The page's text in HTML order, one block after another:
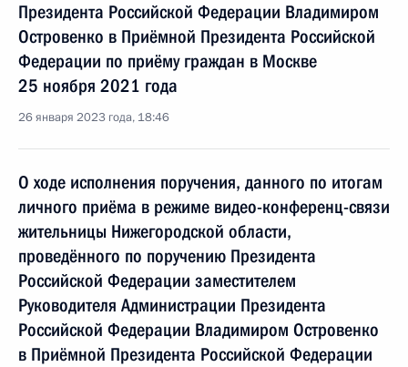
Президента Российской Федерации Владимиром
Островенко в Приёмной Президента Российской
Федерации по приёму граждан в Москве
25 ноября 2021 года
26 января 2023 года, 18:46
О ходе исполнения поручения, данного по итогам
личного приёма в режиме видео-конференц-связи
жительницы Нижегородской области,
проведённого по поручению Президента
Российской Федерации заместителем
Руководителя Администрации Президента
Российской Федерации Владимиром Островенко
в Приёмной Президента Российской Федерации